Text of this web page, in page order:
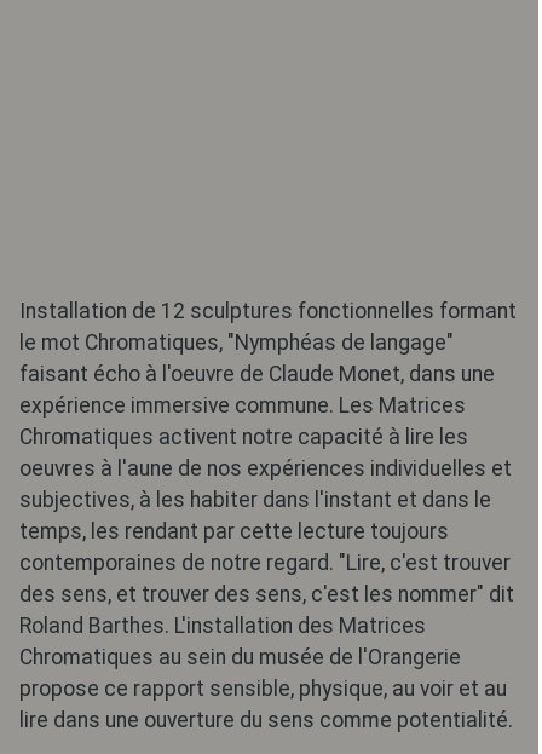
Installation de 12 sculptures fonctionnelles formant
le mot Chromatiques, "Nymphéas de langage"
faisant écho à l'oeuvre de Claude Monet, dans une
expérience immersive commune. Les Matrices
Chromatiques activent notre capacité à lire les
oeuvres à l'aune de nos expériences individuelles et
subjectives, à les habiter dans l'instant et dans le
temps, les rendant par cette lecture toujours
contemporaines de notre regard. "Lire, c'est trouver
des sens, et trouver des sens, c'est les nommer" dit
Roland Barthes. L'installation des Matrices
Chromatiques au sein du musée de l'Orangerie
propose ce rapport sensible, physique, au voir et au
lire dans une ouverture du sens comme potentialité.